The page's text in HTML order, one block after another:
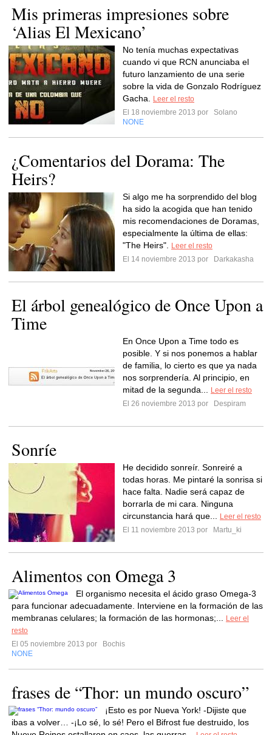
Mis primeras impresiones sobre
‘Alias El Mexicano’
No tenía muchas expectativas
cuando vi que RCN anunciaba el
futuro lanzamiento de una serie
sobre la vida de Gonzalo Rodríguez
Gacha.
Leer el resto
El 18 noviembre 2013 por
Solano
NONE
¿Comentarios del Dorama: The
Heirs?
Si algo me ha sorprendido del blog
ha sido la acogida que han tenido
mis recomendaciones de Doramas,
especialmente la última de ellas:
"The Heirs".
Leer el resto
El 14 noviembre 2013 por
Darkakasha
El árbol genealógico de Once Upon a
Time
En Once Upon a Time todo es
posible. Y si nos ponemos a hablar
de familia, lo cierto es que ya nada
nos sorprendería. Al principio, en
mitad de la segunda...
Leer el resto
El 26 noviembre 2013 por
Despiram
Sonríe
He decidido sonreír. Sonreiré a
todas horas. Me pintaré la sonrisa si
hace falta. Nadie será capaz de
borrarla de mi cara. Ninguna
circunstancia hará que...
Leer el resto
El 11 noviembre 2013 por
Martu_ki
Alimentos con Omega 3
El organismo necesita el ácido graso Omega-3
para funcionar adecuadamente. Interviene en la formación de las
membranas celulares; la formación de las hormonas;...
Leer el
resto
El 05 noviembre 2013 por
Bochis
NONE
frases de “Thor: un mundo oscuro”
¡Esto es por Nueva York! -Dijiste que
ibas a volver… -¡Lo sé, lo sé! Pero el Bifrost fue destruido, los